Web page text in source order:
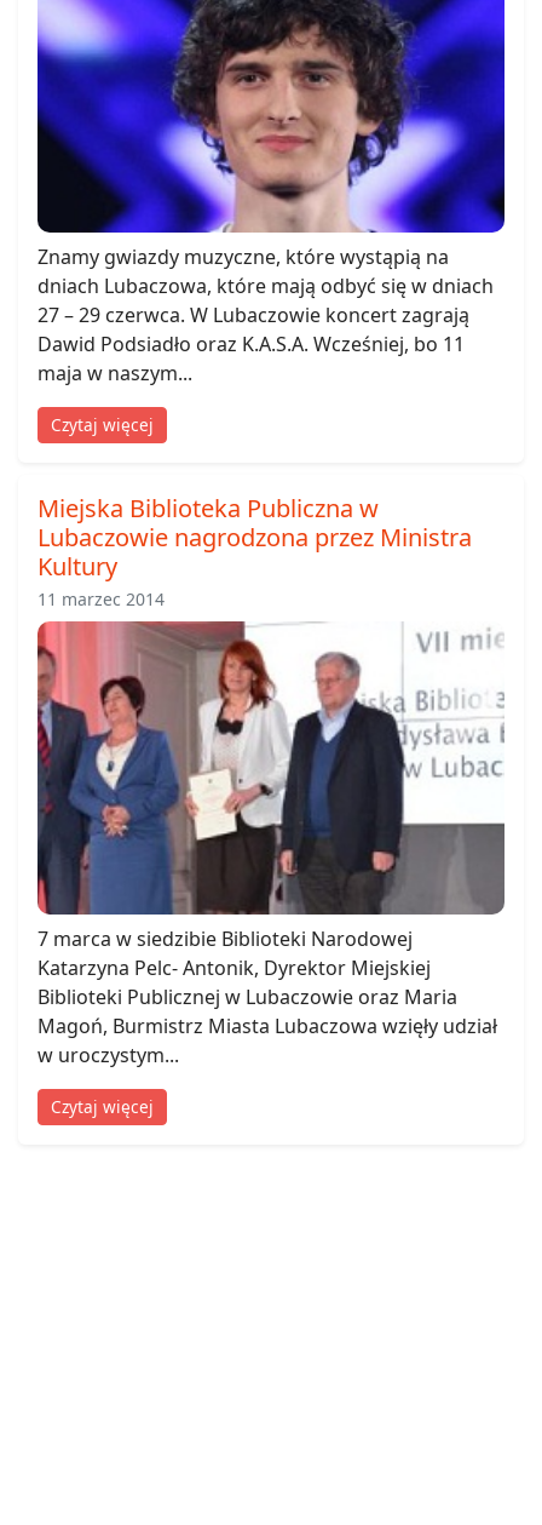
Znamy gwiazdy muzyczne, które wystąpią na
dniach Lubaczowa, które mają odbyć się w dniach
27 – 29 czerwca. W Lubaczowie koncert zagrają
Dawid Podsiadło oraz K.A.S.A. Wcześniej, bo 11
maja w naszym...
Czytaj więcej
Miejska Biblioteka Publiczna w
Lubaczowie nagrodzona przez Ministra
Kultury
11 marzec 2014
7 marca w siedzibie Biblioteki Narodowej
Katarzyna Pelc- Antonik, Dyrektor Miejskiej
Biblioteki Publicznej w Lubaczowie oraz Maria
Magoń, Burmistrz Miasta Lubaczowa wzięły udział
w uroczystym...
Czytaj więcej